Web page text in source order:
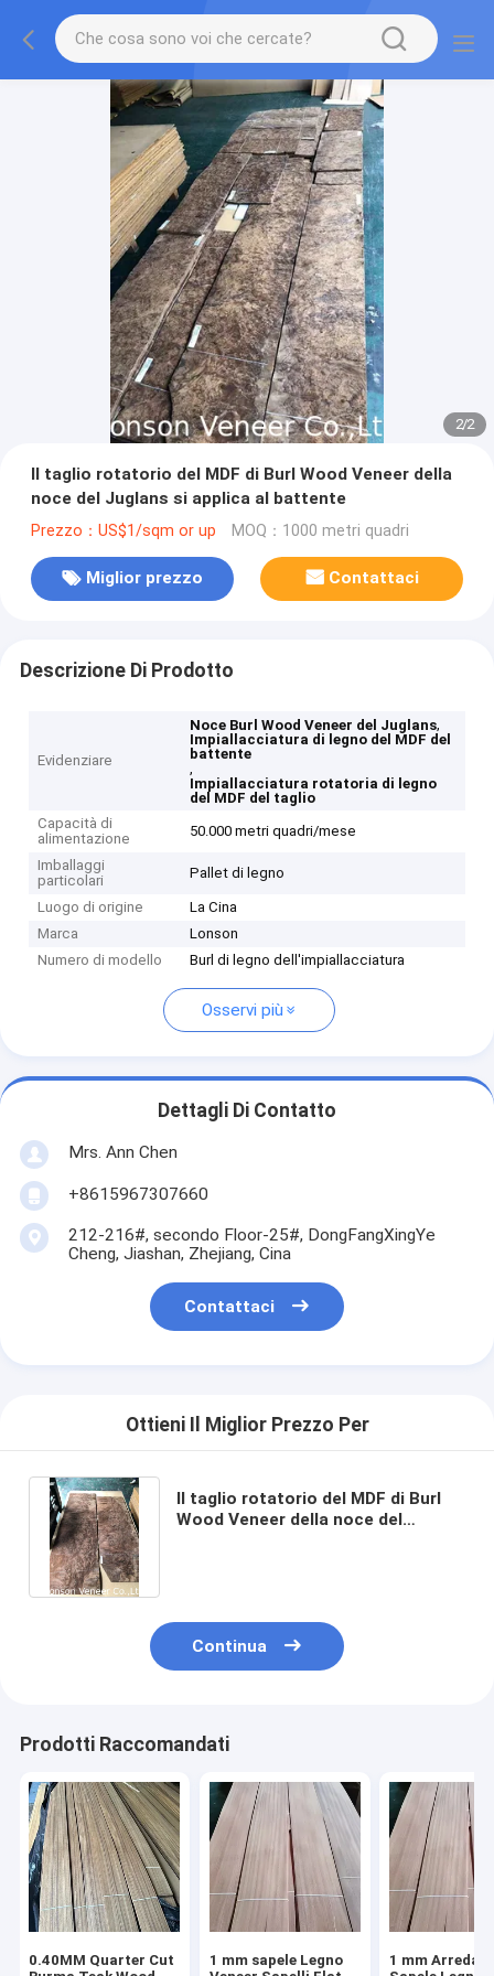
2/2
Il taglio rotatorio del MDF di Burl Wood Veneer della
noce del Juglans si applica al battente
Prezzo：US$1/sqm or up MOQ：1000 metri quadri
Miglior prezzo Contattaci
Descrizione Di Prodotto
Evidenziare
Noce Burl Wood Veneer del Juglans,
Impiallacciatura di legno del MDF del
battente
,
Impiallacciatura rotatoria di legno
del MDF del taglio
Capacità di
alimentazione
50.000 metri quadri/mese
Imballaggi
particolari
Pallet di legno
Luogo di origine
La Cina
Marca
Lonson
Numero di modello
Burl di legno dell'impiallacciatura
Osservi più
Dettagli Di Contatto
Mrs. Ann Chen
+8615967307660
212-216#, secondo Floor-25#, DongFangXingYe
Cheng, Jiashan, Zhejiang, Cina
Contattaci
Ottieni Il Miglior Prezzo Per
Il taglio rotatorio del MDF di Burl
Wood Veneer della noce del
Continua
Prodotti Raccomandati
0.40MM Quarter Cut
1 mm sapele Legno
1 mm